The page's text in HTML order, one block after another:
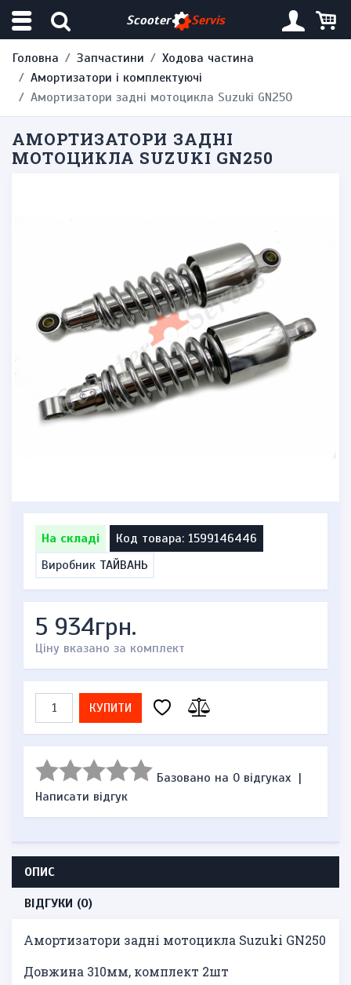
Scooter Servis
Головна Запчастини
Ходова частина
Амортизатори і комплектуючі
Амортизатори задні мотоцикла Suzuki GN250
АМОРТИЗАТОРИ ЗАДНІ
МОТОЦИКЛА SUZUKI GN250
На складі
Код товара: 1599146446
Виробник ТАЙВАНЬ
5 934грн.
Ціну вказано за комплект
КУПИТИ
Базовано на 0 відгуках |
Написати відгук
ОПИС
ВІДГУКИ (0)
Амортизатори задні мотоцикла Suzuki GN250
Довжина 310мм, комплект 2шт